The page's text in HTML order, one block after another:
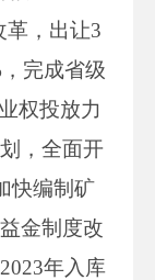
革，出让3
完成省级
权投放力
，全面开
快编制矿
金制度改
年入库